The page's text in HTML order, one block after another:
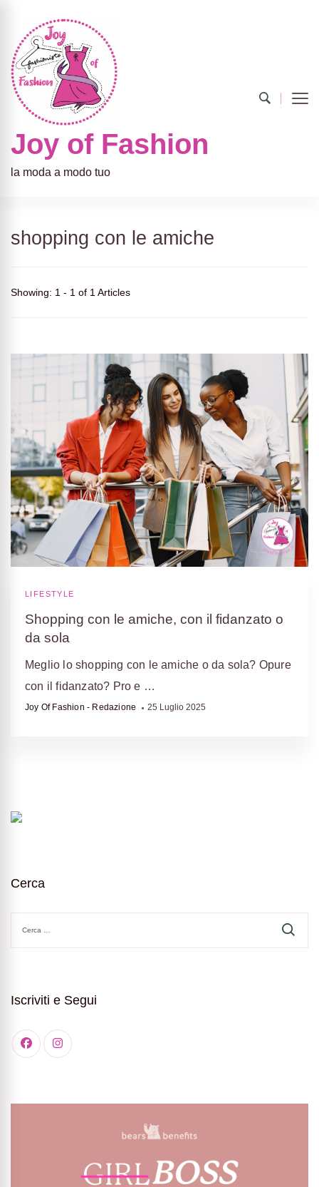
Joy of Fashion
la moda a modo tuo
shopping con le amiche
Showing: 1 - 1 of 1 Articles
LIFESTYLE
Shopping con le amiche, con il fidanzato o
da sola
Meglio lo shopping con le amiche o da sola? Opure
con il fidanzato? Pro e …
Joy Of Fashion - Redazione 25 Luglio 2025
Cerca
per:
Iscriviti e Segui